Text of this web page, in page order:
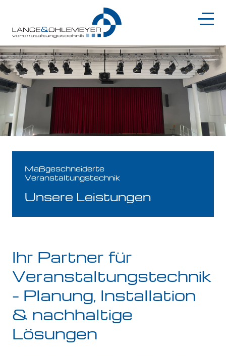
Maßgeschneiderte
Veranstaltungstechnik
Unsere Leistungen
Ihr Partner für
Veranstaltungstechnik
– Planung, Installation
& nachhaltige
Lösungen